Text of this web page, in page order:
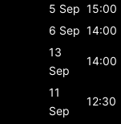
5 Sep 15:00
6 Sep 14:00
13
Sep
14:00
11
Sep
12:30